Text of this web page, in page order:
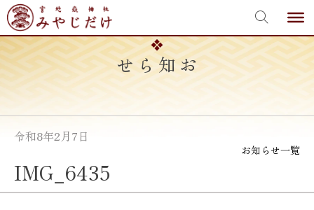
Skip
to
content
お知らせ
令和8年2月7日
お知らせ一覧
IMG_6435